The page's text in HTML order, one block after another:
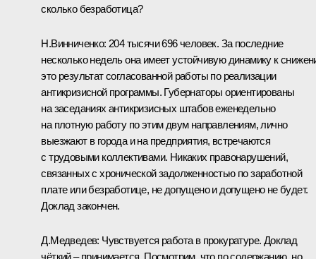
сколько безработица?
Н.Винниченко: 204 тысячи 696 человек. За последние
несколько недель она имеет устойчивую динамику к
это результат согласованной работы по реализации
антикризисной программы. Губернаторы ориентированы
на заседаниях антикризисных штабов еженедельно
на плотную работу по этим двум направлениям, лично
выезжают в города и на предприятия, встречаются
с трудовыми коллективами. Никаких правонарушений,
связанных с хронической задолженностью по заработной
плате или безработице, не допущено и допущено не будет.
Доклад закончен.
Д.Медведев: Чувствуется работа в прокуратуре. Доклад